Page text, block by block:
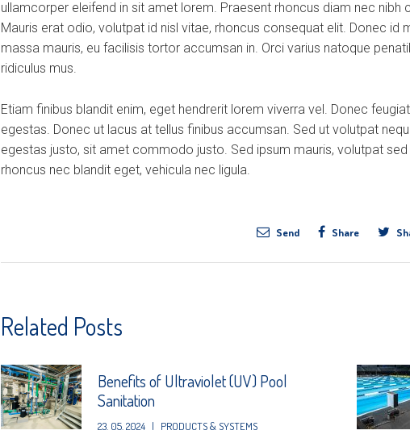
ullamcorper eleifend in sit amet lorem. Praesent rhoncus diam nec nibh
Mauris erat odio, volutpat id nisl vitae, rhoncus consequat elit. Donec id
massa mauris, eu facilisis tortor accumsan in. Orci varius natoque
ridiculus mus.
Etiam finibus blandit enim, eget hendrerit lorem viverra vel. Donec
egestas. Donec ut lacus at tellus finibus accumsan. Sed ut volutpat
egestas justo, sit amet commodo justo. Sed ipsum mauris, volutpat sed
rhoncus nec blandit eget, vehicula nec ligula.
Send Share
Related Posts
Benefits of Ultraviolet (UV) Pool
Sanitation
23. 05. 2024 | PRODUCTS & SYSTEMS